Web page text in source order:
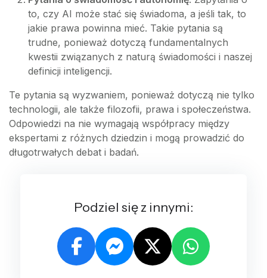
to, czy AI może stać się świadoma, a jeśli tak, to
jakie prawa powinna mieć. Takie pytania są
trudne, ponieważ dotyczą fundamentalnych
kwestii związanych z naturą świadomości i naszej
definicji inteligencji.
Te pytania są wyzwaniem, ponieważ dotyczą nie tylko
technologii, ale także filozofii, prawa i społeczeństwa.
Odpowiedzi na nie wymagają współpracy między
ekspertami z różnych dziedzin i mogą prowadzić do
długotrwałych debat i badań.
Podziel się z innymi: